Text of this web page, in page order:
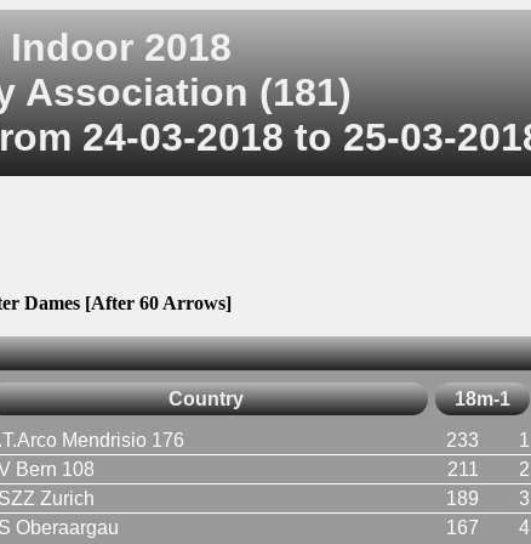
Indoor 2018
Association (181)
24-03-2018 to 25-03-
Dames [After 60 Arrows]
Country 18m-1
Mendrisio 176 233 1
Bern 108 211 2
Zurich 189 3
Oberaargau 167 4